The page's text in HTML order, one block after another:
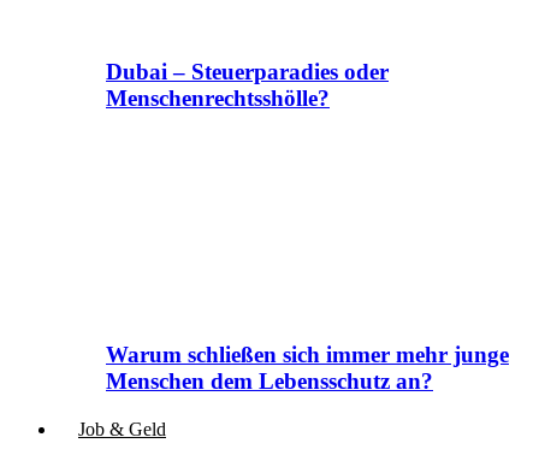
Dubai – Steuerparadies oder
Menschenrechtsshölle?
Warum schließen sich immer mehr junge
Menschen dem Lebensschutz an?
Job & Geld